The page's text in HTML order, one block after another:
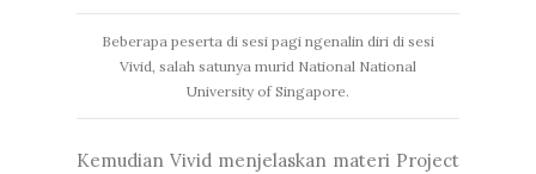
Beberapa peserta di sesi pagi ngenalin diri di sesi
Vivid, salah satunya murid National National
University of Singapore.
Kemudian Vivid menjelaskan materi Project